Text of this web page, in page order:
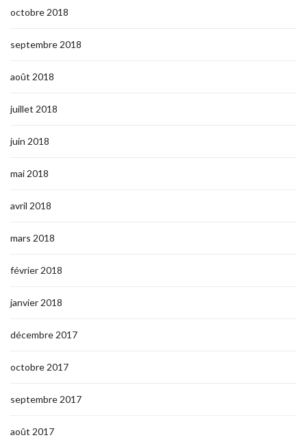
octobre 2018
septembre 2018
août 2018
juillet 2018
juin 2018
mai 2018
avril 2018
mars 2018
février 2018
janvier 2018
décembre 2017
octobre 2017
septembre 2017
août 2017